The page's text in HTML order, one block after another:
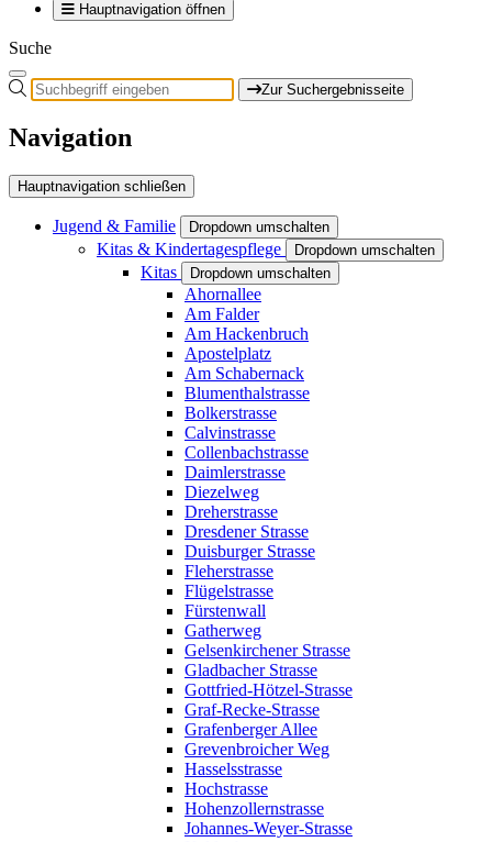
Hauptnavigation öffnen
Suche
Zur Suchergebnisseite
Navigation
Hauptnavigation schließen
Jugend & Familie Dropdown umschalten
Kitas & Kindertagespflege Dropdown umschalten
Kitas Dropdown umschalten
Ahornallee
Am Falder
Am Hackenbruch
Apostelplatz
Am Schabernack
Blumenthalstrasse
Bolkerstrasse
Calvinstrasse
Collenbachstrasse
Daimlerstrasse
Diezelweg
Dreherstrasse
Dresdener Strasse
Duisburger Strasse
Fleherstrasse
Flügelstrasse
Fürstenwall
Gatherweg
Gelsenkirchener Strasse
Gladbacher Strasse
Gottfried-Hötzel-Strasse
Graf-Recke-Strasse
Grafenberger Allee
Grevenbroicher Weg
Hasselsstrasse
Hochstrasse
Hohenzollernstrasse
Johannes-Weyer-Strasse